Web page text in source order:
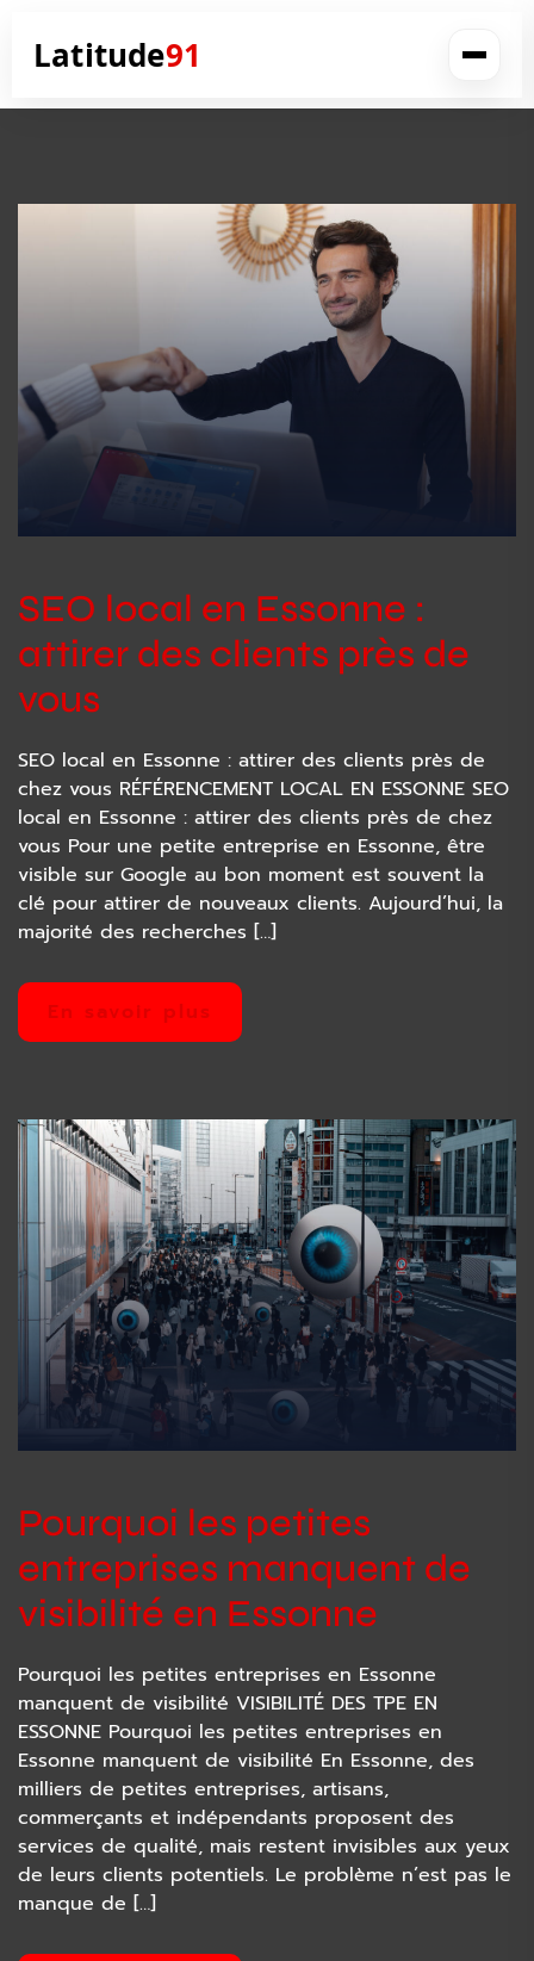
Latitude91
SEO local en Essonne :
attirer des clients près de
vous
SEO local en Essonne : attirer des clients près de
chez vous RÉFÉRENCEMENT LOCAL EN ESSONNE SEO
local en Essonne : attirer des clients près de chez
vous Pour une petite entreprise en Essonne, être
visible sur Google au bon moment est souvent la
clé pour attirer de nouveaux clients. Aujourd’hui, la
majorité des recherches […]
En savoir plus
Pourquoi les petites
entreprises manquent de
visibilité en Essonne
Pourquoi les petites entreprises en Essonne
manquent de visibilité VISIBILITÉ DES TPE EN
ESSONNE Pourquoi les petites entreprises en
Essonne manquent de visibilité En Essonne, des
milliers de petites entreprises, artisans,
commerçants et indépendants proposent des
services de qualité, mais restent invisibles aux yeux
de leurs clients potentiels. Le problème n’est pas le
manque de […]